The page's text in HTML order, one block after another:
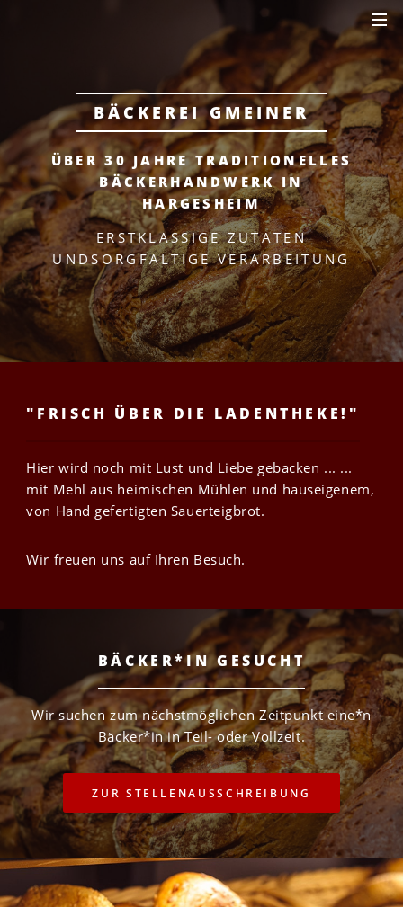
BÄCKEREI GMEINER
ÜBER 30 JAHRE TRADITIONELLES
BÄCKERHANDWERK IN
HARGESHEIM
ERSTKLASSIGE ZUTATEN
UNDSORGFÄLTIGE VERARBEITUNG
"FRISCH ÜBER DIE LADENTHEKE!"
Hier wird noch mit Lust und Liebe gebacken ... ...
mit Mehl aus heimischen Mühlen und hauseigenem,
von Hand gefertigten Sauerteigbrot.
Wir freuen uns auf Ihren Besuch.
BÄCKER*IN GESUCHT
Wir suchen zum nächstmöglichen Zeitpunkt eine*n
Bäcker*in in Teil- oder Vollzeit.
ZUR STELLENAUSSCHREIBUNG